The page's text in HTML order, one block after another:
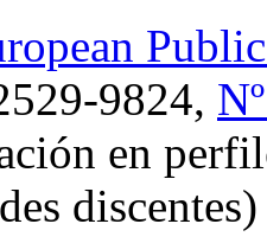
9824,
en
discentes)